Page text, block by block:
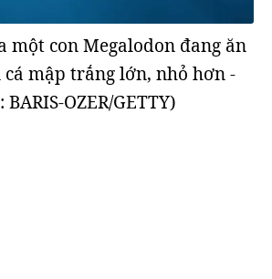
một con Megalodon đang ăn
mập trắng lớn, nhỏ hơn -
BARIS-OZER/GETTY)